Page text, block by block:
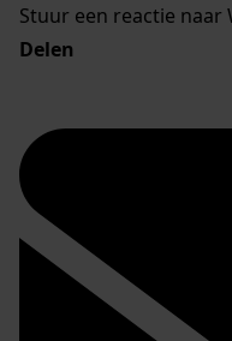
Stuur een reactie naar
Delen